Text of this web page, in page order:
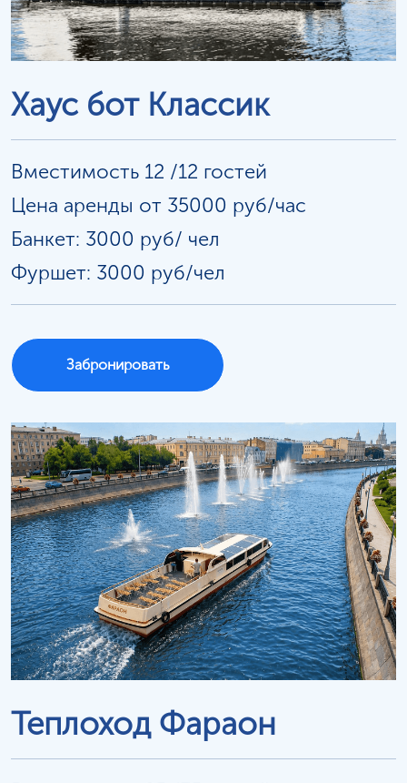
Хаус бот Классик
Вместимость 12 /12 гостей
Цена аренды от 35000 руб/час
Банкет: 3000 руб/ чел
Фуршет: 3000 руб/чел
Забронировать
Теплоход Фараон